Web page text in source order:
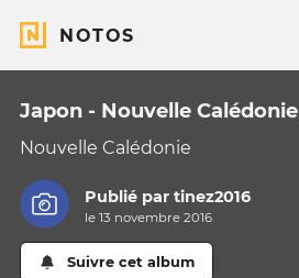
NOTOS
Japon - Nouvelle Calédonie
Nouvelle Calédonie
Publié partinez2016
le 13 novembre 2016
Suivre cet album